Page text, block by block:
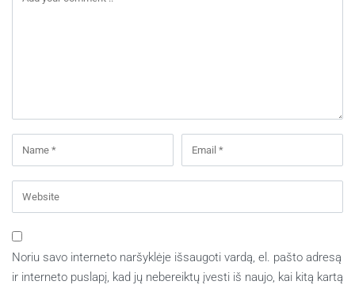
Noriu savo interneto naršyklėje išsaugoti vardą, el. pašto adresą
ir interneto puslapį, kad jų nebereiktų įvesti iš naujo, kai kitą kartą